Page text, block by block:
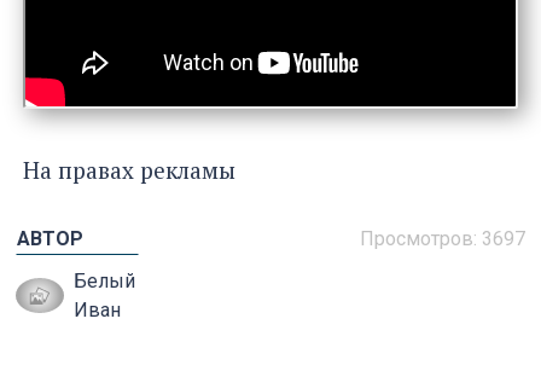
На правах рекламы
Просмотров: 3697
АВТОР
Белый
Иван